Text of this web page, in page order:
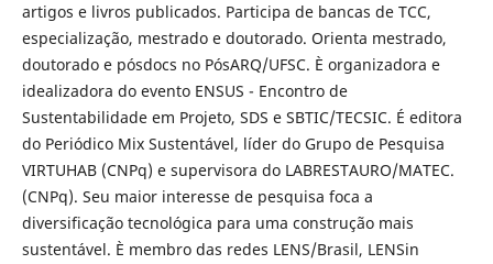
artigos e livros publicados. Participa de bancas de TCC,
especialização, mestrado e doutorado. Orienta mestrado,
doutorado e pósdocs no PósARQ/UFSC. È organizadora e
idealizadora do evento ENSUS - Encontro de
Sustentabilidade em Projeto, SDS e SBTIC/TECSIC. É editora
do Periódico Mix Sustentável, líder do Grupo de Pesquisa
VIRTUHAB (CNPq) e supervisora do LABRESTAURO/MATEC.
(CNPq). Seu maior interesse de pesquisa foca a
diversificação tecnológica para uma construção mais
sustentável. È membro das redes LENS/Brasil, LENSin